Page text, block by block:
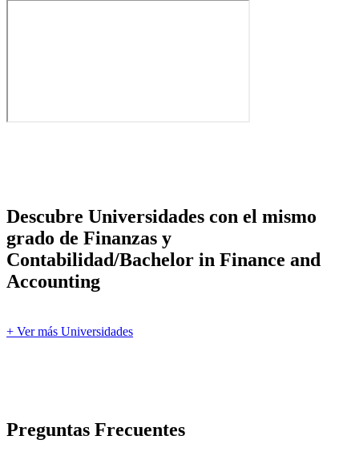
Descubre Universidades con el mismo
grado de Finanzas y
Contabilidad/Bachelor in Finance and
Accounting
+ Ver más Universidades
Preguntas Frecuentes